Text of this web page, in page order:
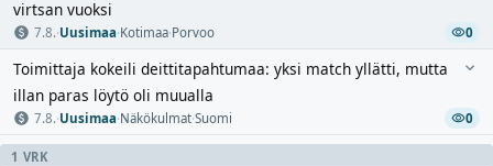
virtsan vuoksi
7.8.·Uusimaa·Kotimaa·Porvoo 0
Toimittaja kokeili deittitapahtumaa: yksi match yllätti, mutta
illan paras löytö oli muualla
7.8.·Uusimaa·Näkökulmat·Suomi 0
1 VRK